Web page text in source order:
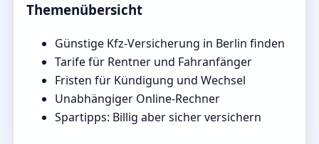
Themenübersicht
Günstige Kfz-Versicherung in Berlin finden
Tarife für Rentner und Fahranfänger
Fristen für Kündigung und Wechsel
Unabhängiger Online-Rechner
Spartipps: Billig aber sicher versichern